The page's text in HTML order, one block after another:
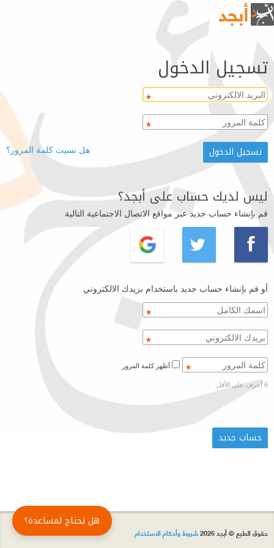
تسجيل الدخول
هل نسيت كلمة المرور؟
ليس لديك حساب على أبجد؟
قم بإنشاء حساب جديد عبر مواقع الاتصال الاجتماعية التالية
أو قم بإنشاء حساب جديد باستخدام بريدك الالكتروني
6 أحرف على الأقل
حقوق الطبع © أبجد 2026 شروط وأحكام الاستخدام
هل تحتاج لمساعدة؟